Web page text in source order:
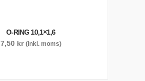
O-RING 10,1×1,6
7,50 kr (inkl. moms)